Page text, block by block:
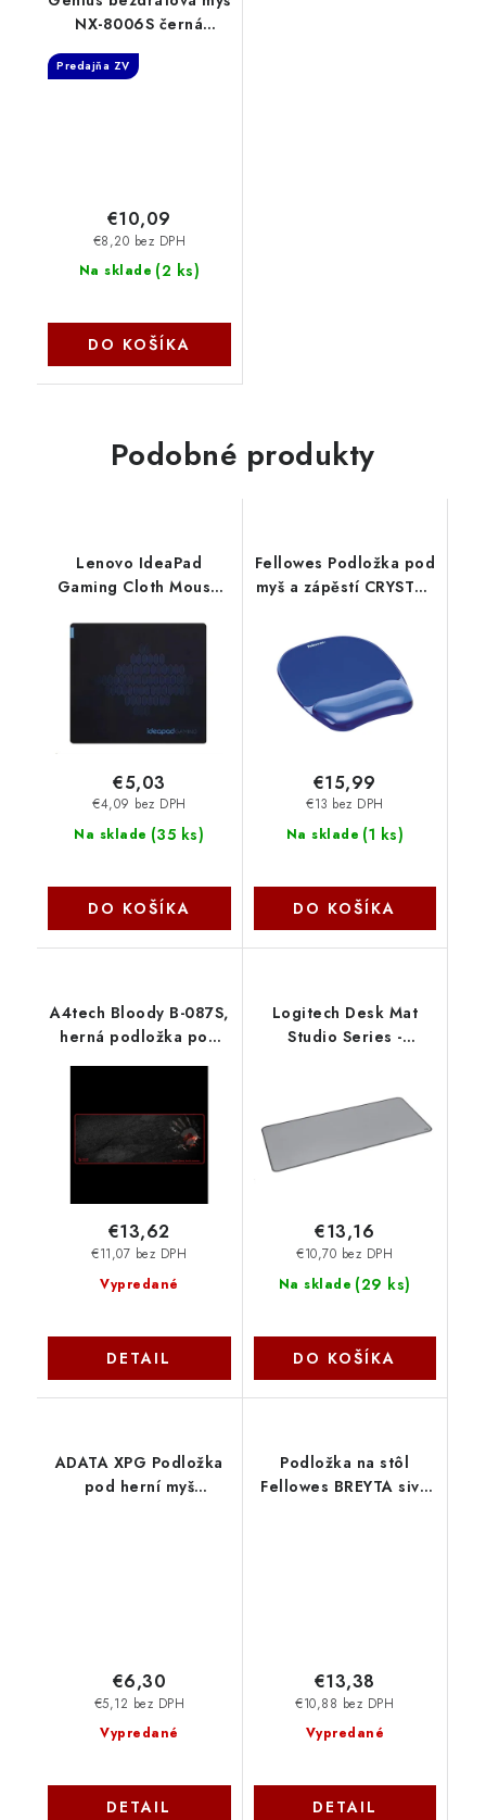
NX-8006S černá
Predajňa ZV
Na sklade (2 ks)
€8,20 bez DPH
€10,09
DO KOŠÍKA
Podobné produkty
Lenovo IdeaPad
Gaming Cloth Mouse
Na sklade (35 ks)
€4,09 bez DPH
€5,03
DO KOŠÍKA
Fellowes Podložka pod
myš a zápěstí CRYSTAL
FELFERGWMPADCRYSTB
Na sklade (1 ks)
€13 bez DPH
€15,99
DO KOŠÍKA
A4tech Bloody B-087S,
herná podložka pod
myš B-088S A4Tech
Vypredané
€11,07 bez DPH
€13,62
DETAIL
Logitech Desk Mat
Studio Series -
Na sklade (29 ks)
€10,70 bez DPH
€13,16
DO KOŠÍKA
ADATA XPG Podložka
pod herní myš
Vypredané
€5,12 bez DPH
€6,30
DETAIL
Podložka na stôl
Fellowes BREYTA sivá
Vypredané
€10,88 bez DPH
€13,38
DETAIL